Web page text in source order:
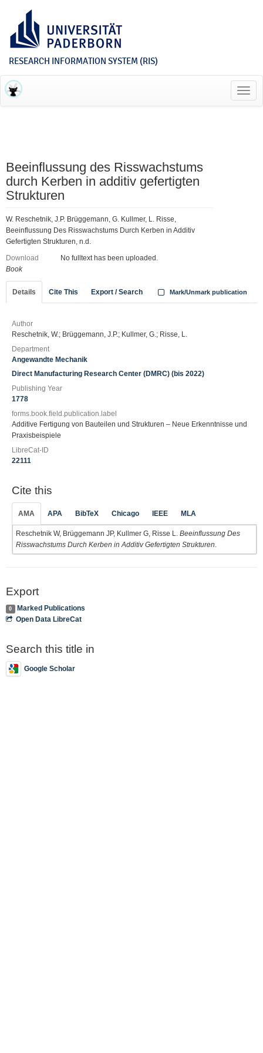
RESEARCH INFORMATION SYSTEM (RIS)
Beeinflussung des Risswachstums
durch Kerben in additiv gefertigten
Strukturen
W. Reschetnik, J.P. Brüggemann, G. Kullmer, L. Risse,
Beeinflussung Des Risswachstums Durch Kerben in Additiv
Gefertigten Strukturen, n.d.
Download
No fulltext has been uploaded.
Book
Details Cite This Export / Search Mark/Unmark publication
Author
Reschetnik, W.; Brüggemann, J.P.; Kullmer, G.; Risse, L.
Department
Angewandte Mechanik
Direct Manufacturing Research Center (DMRC) (bis 2022)
Publishing Year
1778
forms.book.field.publication.label
Additive Fertigung von Bauteilen und Strukturen – Neue Erkenntnisse und
Praxisbeispiele
LibreCat-ID
22111
Cite this
AMA APA BibTeX Chicago IEEE MLA
Reschetnik W, Brüggemann JP, Kullmer G, Risse L. Beeinflussung Des
Risswachstums Durch Kerben in Additiv Gefertigten Strukturen
Export
0
Marked Publications
Open Data LibreCat
Search this title in
Google Scholar